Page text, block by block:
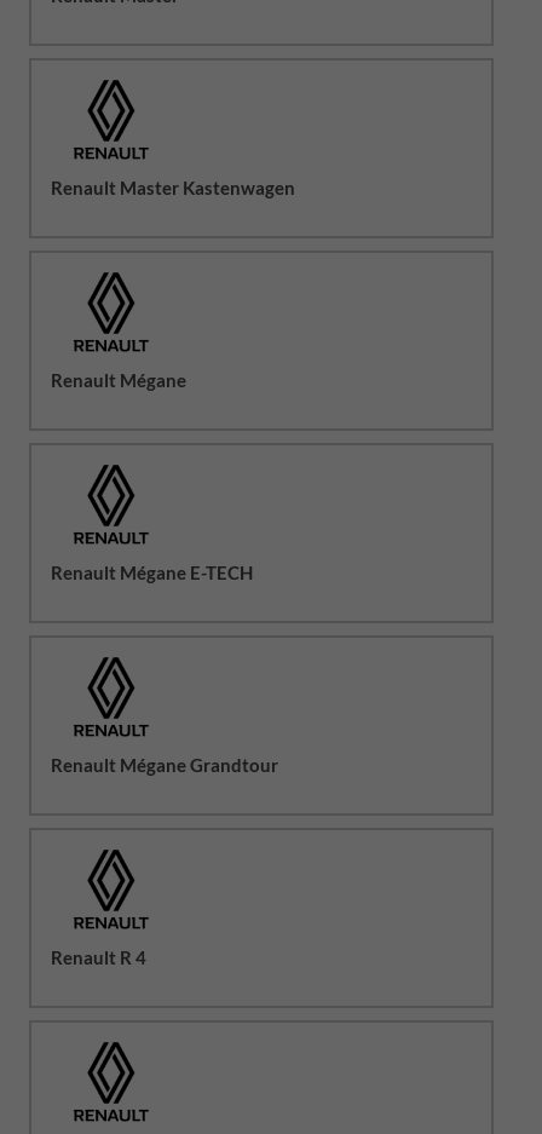
Renault Master Kastenwagen
Renault Mégane
Renault Mégane E-TECH
Renault Mégane Grandtour
Renault R 4